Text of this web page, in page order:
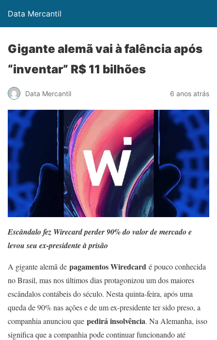
Data Mercantil
Gigante alemã vai à falência após
“inventar” R$ 11 bilhões
Data Mercantil 6 anos atrás
Escândalo fez Wirecard perder 90% do valor de mercado e
levou seu ex-presidente à prisão
A gigante alemã de pagamentos Wiredcard é pouco conhecida
no Brasil, mas nos últimos dias protagonizou um dos maiores
escândalos contábeis do século. Nesta quinta-feira, após uma
queda de 90% nas ações e de um ex-presidente ter sido preso, a
companhia anunciou que pedirá insolvência. Na Alemanha, isso
significa que a companhia pode continuar funcionando até